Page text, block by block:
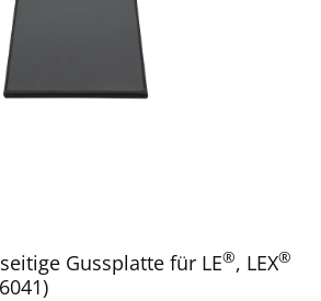
Gussplatte für LE®, LEX®